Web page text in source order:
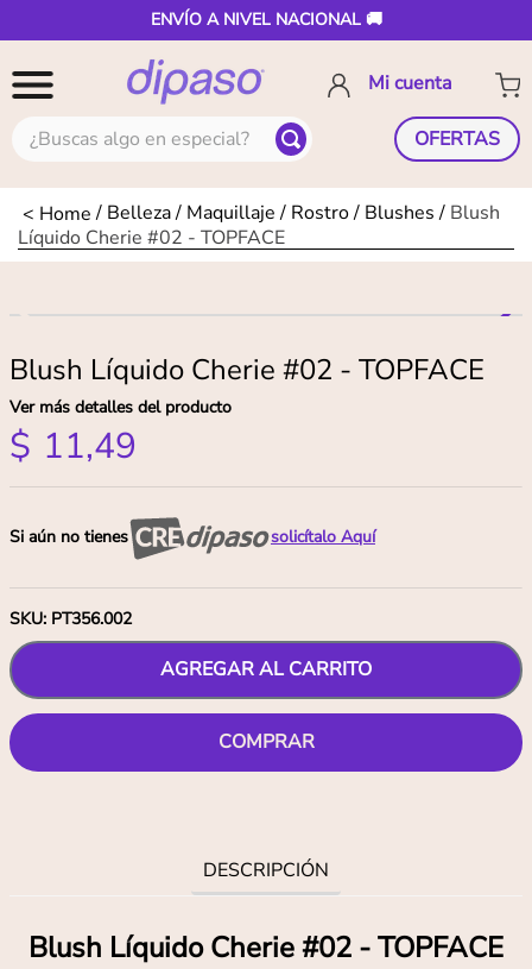
ENVÍO A NIVEL NACIONAL 🚚
¿Buscas algo en especial? OFERTAS
Belleza Maquillaje Rostro Blushes
Blush
Líquido Cherie #02 - TOPFACE
Blush Líquido Cherie #02 - TOPFACE
Ver más detalles del producto
$ 11,49
Si aún no tienes solicítalo Aquí
SKU: PT356.002
AGREGAR AL CARRITO
COMPRAR
DESCRIPCIÓN
Blush Líquido Cherie #02 - TOPFACE